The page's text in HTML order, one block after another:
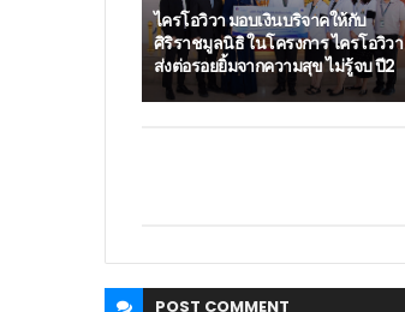
ไครโอวิวา มอบเงินบริจาคให้กับ
ศิริราชมูลนิธิ ในโครงการ ไครโอวิวา
ส่งต่อรอยยิ้มจากความสุข ไม่รู้จบ ปี2
POST COMMENT